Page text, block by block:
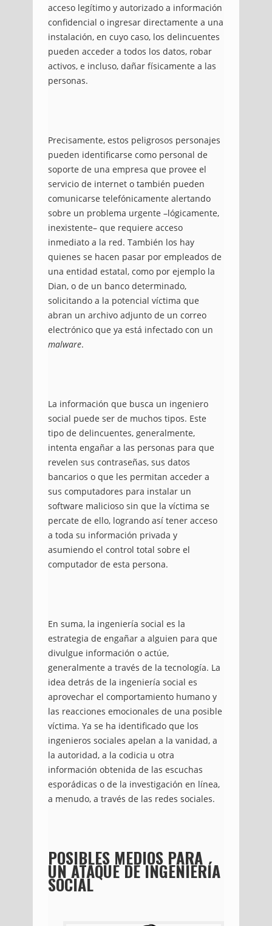
acceso legítimo y autorizado a información
confidencial o ingresar directamente a una
instalación, en cuyo caso, los delincuentes
pueden acceder a todos los datos, robar
activos, e incluso, dañar físicamente a las
personas.
Precisamente, estos peligrosos personajes
pueden identificarse como personal de
soporte de una empresa que provee el
servicio de internet o también pueden
comunicarse telefónicamente alertando
sobre un problema urgente –lógicamente,
inexistente– que requiere acceso
inmediato a la red. También los hay
quienes se hacen pasar por empleados de
una entidad estatal, como por ejemplo la
Dian, o de un banco determinado,
solicitando a la potencial víctima que
abran un archivo adjunto de un correo
electrónico que ya está infectado con un
malware.
La información que busca un ingeniero
social puede ser de muchos tipos. Este
tipo de delincuentes, generalmente,
intenta engañar a las personas para que
revelen sus contraseñas, sus datos
bancarios o que les permitan acceder a
sus computadores para instalar un
software malicioso sin que la víctima se
percate de ello, logrando así tener acceso
a toda su información privada y
asumiendo el control total sobre el
computador de esta persona.
En suma, la ingeniería social es la
estrategia de engañar a alguien para que
divulgue información o actúe,
generalmente a través de la tecnología. La
idea detrás de la ingeniería social es
aprovechar el comportamiento humano y
las reacciones emocionales de una posible
víctima. Ya se ha identificado que los
ingenieros sociales apelan a la vanidad, a
la autoridad, a la codicia u otra
información obtenida de las escuchas
esporádicas o de la investigación en línea,
a menudo, a través de las redes sociales.
POSIBLES MEDIOS PARA
UN ATAQUE DE INGENIERÍA
SOCIAL